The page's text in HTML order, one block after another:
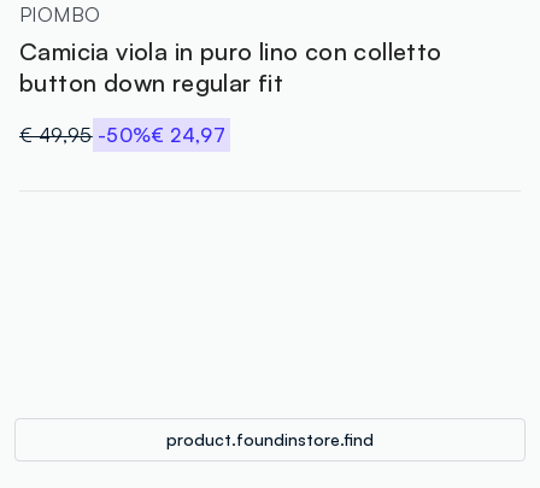
PIOMBO
Camicia viola in puro lino con colletto
button down regular fit
€ 49,95 -50%€ 24,97
product.foundinstore.find